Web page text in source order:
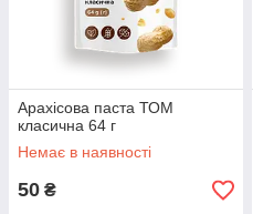
Арахісова паста ТОМ
класична 64 г
Немає в наявності
50 ₴